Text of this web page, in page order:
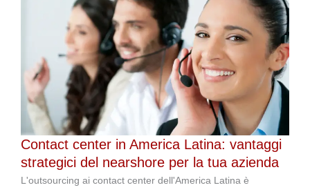
Contact center in America Latina: vantaggi
strategici del nearshore per la tua azienda
L'outsourcing ai contact center dell'America Latina è